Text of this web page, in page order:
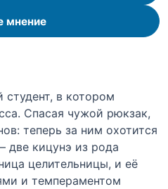
мнение
в котором
Спасая чужой рюкзак,
теперь за ним охотится
кицунэ из рода
целительницы, и её
и темпераментом